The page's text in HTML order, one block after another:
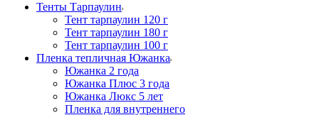
Тенты Тарпаулин
Тент тарпаулин 120 г
Тент тарпаулин 180 г
Тент тарпаулин 100 г
Пленка тепличная Южанка
Южанка 2 года
Южанка Плюс 3 года
Южанка Люкс 5 лет
Пленка для внутреннего